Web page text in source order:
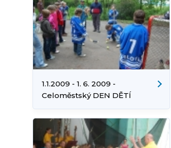
1.1.2009 - 1. 6. 2009 -
Celoměstský DEN DĚTÍ